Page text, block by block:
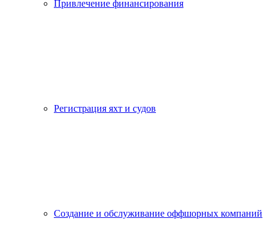
Привлечение финансирования
Регистрация яхт и судов
Создание и обслуживание оффшорных компаний